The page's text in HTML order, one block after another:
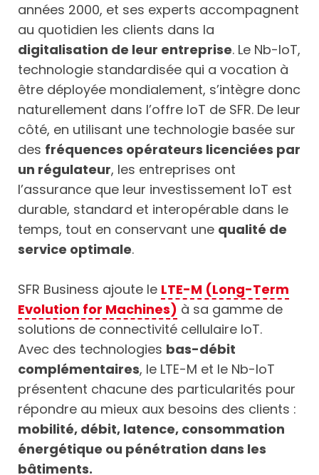
années 2000, et ses experts accompagnent
au quotidien les clients dans la
digitalisation de leur entreprise. Le Nb-IoT,
technologie standardisée qui a vocation à
être déployée mondialement, s’intègre donc
naturellement dans l’offre IoT de SFR. De leur
côté, en utilisant une technologie basée sur
des fréquences opérateurs licenciées par
un régulateur, les entreprises ont
l’assurance que leur investissement IoT est
durable, standard et interopérable dans le
temps, tout en conservant une qualité de
service optimale.
SFR Business ajoute le LTE-M (Long-Term
Evolution for Machines) à sa gamme de
solutions de connectivité cellulaire IoT.
Avec des technologies bas-débit
complémentaires, le LTE-M et le Nb-IoT
présentent chacune des particularités pour
répondre au mieux aux besoins des clients :
mobilité, débit, latence, consommation
énergétique ou pénétration dans les
bâtiments.